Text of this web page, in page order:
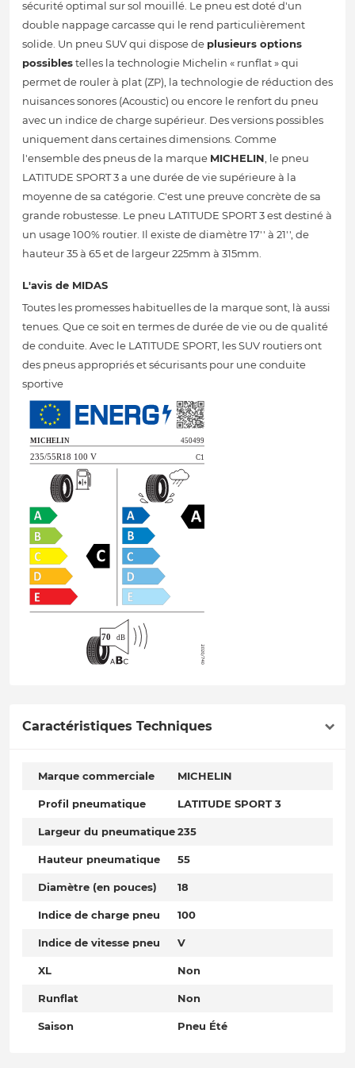
sécurité optimal sur sol mouillé. Le pneu est doté d'un
double nappage carcasse qui le rend particulièrement
solide. Un pneu SUV qui dispose de plusieurs options
possiblestelles la technologie Michelin « runflat » qui
permet de rouler à plat (ZP), la technologie de réduction des
nuisances sonores (Acoustic) ou encore le renfort du pneu
avec un indice de charge supérieur. Des versions possibles
uniquement dans certaines dimensions. Comme
l'ensemble des pneus de la marque MICHELIN, le pneu
LATITUDE SPORT 3 a une durée de vie supérieure à la
moyenne de sa catégorie. C'est une preuve concrète de sa
grande robustesse. Le pneu LATITUDE SPORT 3 est destiné à
un usage 100% routier. Il existe de diamètre 17'' à 21'', de
hauteur 35 à 65 et de largeur 225mm à 315mm.
L'avis de MIDAS
Toutes les promesses habituelles de la marque sont, là aussi
tenues. Que ce soit en termes de durée de vie ou de qualité
de conduite. Avec le LATITUDE SPORT, les SUV routiers ont
des pneus appropriés et sécurisants pour une conduite
sportive
Caractéristiques Techniques
Marque commerciale MICHELIN
Profil pneumatique LATITUDE SPORT 3
Largeur du pneumatique235
Hauteur pneumatique 55
Diamètre (en pouces) 18
Indice de charge pneu 100
Indice de vitesse pneu V
XL Non
Runflat Non
Saison Pneu Été